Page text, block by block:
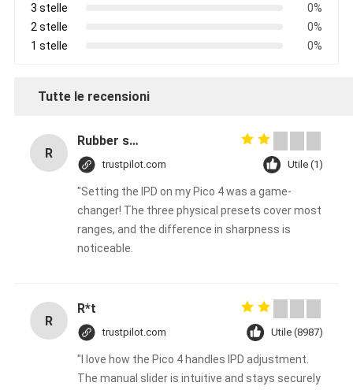
3 stelle
0%
2 stelle
0%
1 stelle
0%
Tutte le recensioni
R
Rubber solid forklift tires For material handling forklift
trustpilot.com Utile (1)
"Setting the IPD on my Pico 4 was a game-
changer! The three physical presets cover most
ranges, and the difference in sharpness is
noticeable.
R
R*t
trustpilot.com Utile (8987)
"I love how the Pico 4 handles IPD adjustment.
The manual slider is intuitive and stays securely